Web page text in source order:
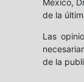
México,
de la
Las
de la